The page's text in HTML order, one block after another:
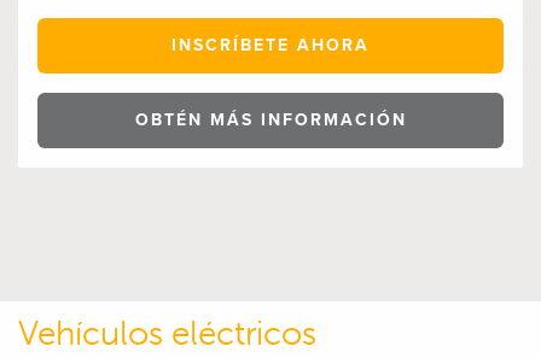
INSCRÍBETE AHORA
OBTÉN MÁS INFORMACIÓN
Vehículos eléctricos